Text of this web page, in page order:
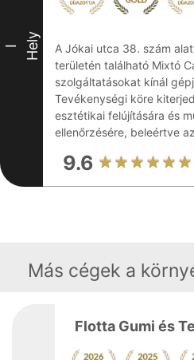
I Hely
A Jókai utca 38. szám
területén található Mixtó
szolgáltatásokat kínál
Tevékenységi köre
esztétikai felújítására és
ellenőrzésére, beleértve
9.6
Más cégek a
Flotta Gumi és